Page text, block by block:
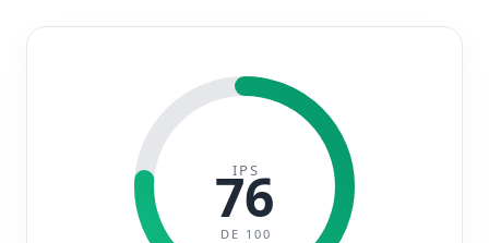
IPS
76
DE 100